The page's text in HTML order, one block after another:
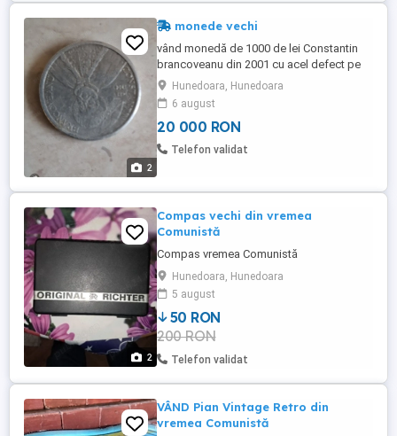
2
monede vechi
vând monedă de 1000 de lei Constantin
brancoveanu din 2001 cu acel defect pe
reverso este cu susul în jos cu 20000 mi
ron
Hunedoara, Hunedoara
6 august
20 000 RON
Telefon validat
2
Compas vechi din vremea
Comunistă
Compas vremea Comunistă
Hunedoara, Hunedoara
5 august
50 RON
200 RON
Telefon validat
VÂND Pian Vintage Retro din
vremea Comunistă